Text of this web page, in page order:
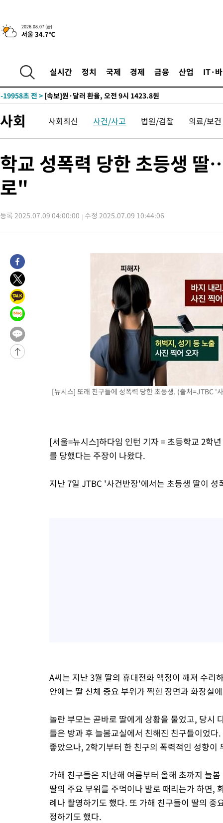
2026.08.07 (금)
서울 34.7℃
실시간 정치 국제 경제 금융 산업 IT·
-22615초 전 >[속보]'300억원대 사기 혐의' 차가원 대표 구속 송치
-21809초 전 >"미 전국적 살모네라 식중독 원인은 멕시코산 할라피뇨"--
-20203초 전 >
[속보]합수본, '투표율 허위 입력' 중앙·서울·경기도 선관위
압수수색
-19958초 전 >
-19754초 전 > [속보]삼성전자·SK하이닉스 동반 강보합…1%대 상승 출발
-19708초 전 >
[속보]코스피, 6300선 재탈환…1.09% 오른 6365.07 개장
-16873초 전 >시리아 다마스쿠스 교외에서 미니버스 폭발.. 14명 부상, 3명
-11135초 전 >이란, 호르무즈서 "적국 목표물들"과 대치로 남부 케슘섬에서
-9850초 전 >
효
-8001초 전 >
-29759초 전 >[속보] 7월 중국 수출 23.9%↑ 수입 27.5%↑…무역총액
25.3%↑
-26919초 전 >[속보]'채상병 순직 책임' 임성근, 항소심도 징역 3년
-23385초 전 >
민주 콩고 에볼라환자 4천명 돌파, 4053명 발생 1850명 사망
-22635초 전 >
[속보]'300억원대 사기 혐의' 차가원 대표 구속 송치
-21829초 전 >
"미 전국적 살모네라 식중독 원인은 멕시코산 할라피뇨"--
-20342초 전 >
[속보]경찰·노동부, HL만도 평택사업장 끼임 사망 관련 압수
-20223초 전 >
[속보]합수본, '투표율 허위 입력' 중앙·서울·경기도 선관위
압수수색
-19978초 전 >
[속보]원·달러 환율, 오전 9시 1423.8원
-19774초 전 >
[속보]삼성전자·SK하이닉스 동반 강보합…1%대 상승 출발
-19760초 전 >
[속보]코스닥, 5.95포인트(0.74%) 상승한 807.62개장
[속보]코스피, 6300선 재탈환…1.09% 오른 6365.07 개장
시리아 다마스쿠스 교외에서 미니버스 폭발.. 14명 부상, 3명
[속보]트럼프, 美 원정출산 금지 행정명령 서명
[속보] 뉴욕증시, 일제 하락 마감…나스닥 0.06%↓
사회 사회최신 사건/사고 법원/검찰 의료/보건
학교 성폭력 당한 초등생
로"
등록 2025.07.09 04:00:00 수정 2025.07.09 10:44:06
[뉴시스] 또래 친구들에 성폭력 당한 초등생. (출처=JTBC '
[서울=뉴시스]하다임 인턴 기자 = 초등학교 2학
를 당했다는 주장이 나왔다.
지난 7일 JTBC '사건반장'에서는 초등생 딸이
A씨는 지난 3월 딸의 휴대전화 액정이 깨져 수리
안에는 딸 신체 중요 부위가 찍힌 장면과 화장실
놀란 부모는 곧바로 딸에게 상황을 물었고, 당시
들은 방과 후 늘봄교실에서 친해진 친구들이었
좋았으나, 2학기부터 한 친구의 폭력적인 성향이
가해 친구들은 지난해 여름부터 올해 초까지 늘
딸의 주요 부위를 주먹이나 발로 때리는가 하면,
례나 촬영하기도 했다. 또 가해 친구들이 딸의
정하기도 했다.